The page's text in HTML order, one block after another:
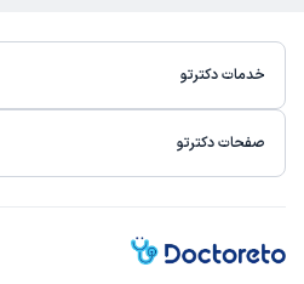
خدمات دکترتو
صفحات دکترتو